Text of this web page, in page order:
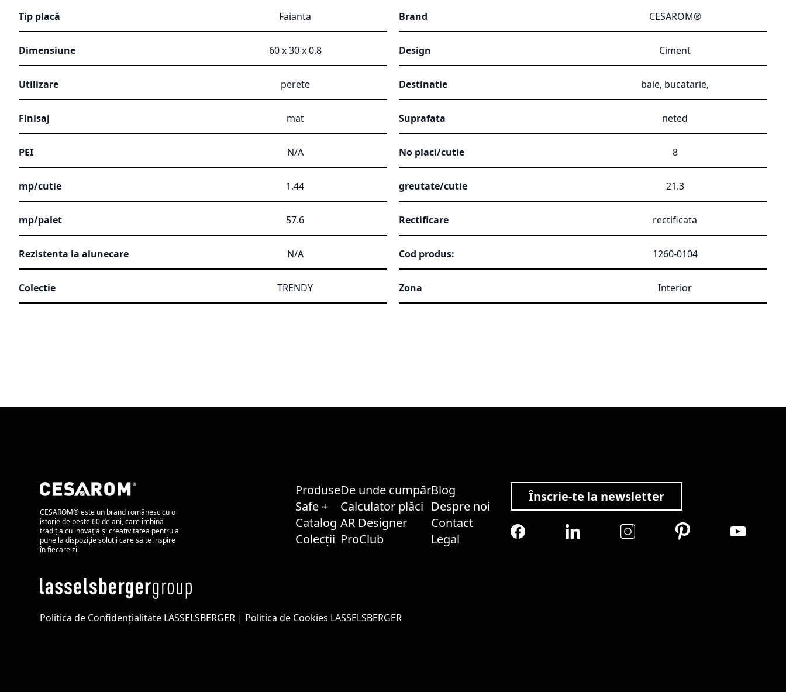
Tip placă Faianta Brand CESAROM®
Dimensiune 60 x 30 x 0.8 Design Ciment
Utilizare perete Destinatie baie, bucatarie,
Finisaj mat Suprafata neted
PEI N/A No placi/cutie 8
mp/cutie 1.44 greutate/cutie 21.3
mp/palet 57.6 Rectificare rectificata
Rezistenta la alunecare N/A Cod produs: 1260-0104
Colectie TRENDY Zona Interior
CESAROM® este un brand românesc cu o
istorie de peste 60 de ani, care îmbină
tradiția cu inovația și creativitatea pentru a
pune la dispoziție soluții care să te inspire
în fiecare zi.
Produse
Safe +
Catalog
Colecții
De unde cumpăr
Calculator plăci
AR Designer
ProClub
Blog
Despre noi
Contact
Legal
Înscrie-te la newsletter
Politica de Confidențialitate LASSELSBERGER | Politica de Cookies LASSELSBERGER